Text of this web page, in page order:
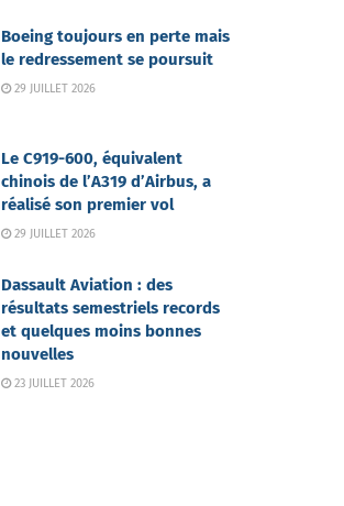
Boeing toujours en perte mais
le redressement se poursuit
29 JUILLET 2026
Le C919-600, équivalent
chinois de l’A319 d’Airbus, a
réalisé son premier vol
29 JUILLET 2026
Dassault Aviation : des
résultats semestriels records
et quelques moins bonnes
nouvelles
23 JUILLET 2026